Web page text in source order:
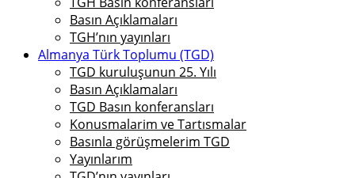
Basın Açıklamaları
TGH’nın yayınları
Almanya Türk Toplumu (TGD)
TGD kuruluşunun 25. Yılı
Basın Açıklamaları
TGD Basın konferansları
Konusmalarim ve Tartısmalar
Basınla görüşmelerim TGD
Yayınlarım